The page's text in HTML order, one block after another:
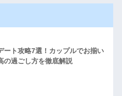
ート攻略7選！カップルでお揃い
の過ごし方を徹底解説